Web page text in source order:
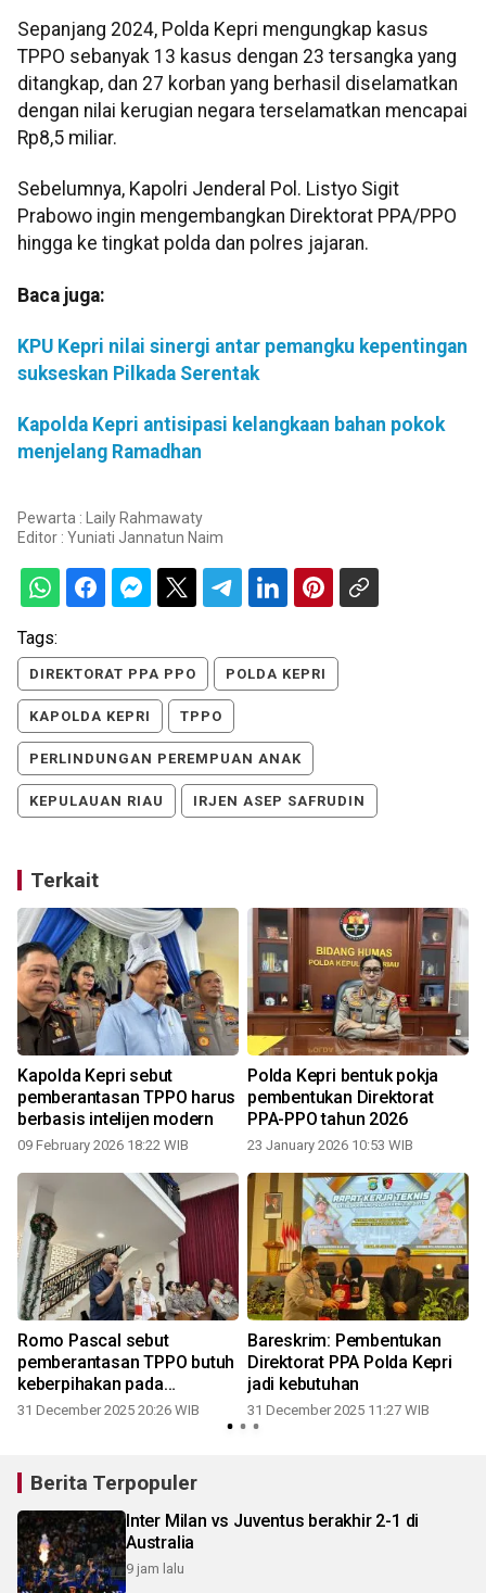
Sepanjang 2024, Polda Kepri mengungkap kasus
TPPO sebanyak 13 kasus dengan 23 tersangka yang
ditangkap, dan 27 korban yang berhasil diselamatkan
dengan nilai kerugian negara terselamatkan mencapai
Rp8,5 miliar.
Sebelumnya, Kapolri Jenderal Pol. Listyo Sigit
Prabowo ingin mengembangkan Direktorat PPA/PPO
hingga ke tingkat polda dan polres jajaran.
Baca juga:
KPU Kepri nilai sinergi antar pemangku kepentingan
sukseskan Pilkada Serentak
Kapolda Kepri antisipasi kelangkaan bahan pokok
menjelang Ramadhan
Pewarta : Laily Rahmawaty
Editor : Yuniati Jannatun Naim
Tags:
DIREKTORAT PPA PPO POLDA KEPRI
KAPOLDA KEPRI TPPO
PERLINDUNGAN PEREMPUAN ANAK
KEPULAUAN RIAU IRJEN ASEP SAFRUDIN
Terkait
Kapolda Kepri sebut
pemberantasan TPPO harus
berbasis intelijen modern
09 February 2026 18:22 WIB
Polda Kepri bentuk pokja
pembentukan Direktorat
PPA-PPO tahun 2026
23 January 2026 10:53 WIB
Romo Pascal sebut
pemberantasan TPPO butuh
keberpihakan pada
kemanusiaan
31 December 2025 20:26 WIB
Bareskrim: Pembentukan
Direktorat PPA Polda Kepri
jadi kebutuhan
31 December 2025 11:27 WIB
Berita Terpopuler
Inter Milan vs Juventus berakhir 2-1 di
Australia
9 jam lalu